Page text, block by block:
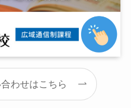
わせはこちら